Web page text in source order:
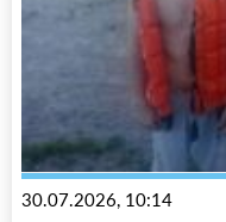
30.07.2026, 10:14